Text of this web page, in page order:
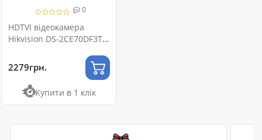
0
HDTVI відеокамера
Hikvision DS-2CE70DF3T-
2279грн.
Купити в 1 клік